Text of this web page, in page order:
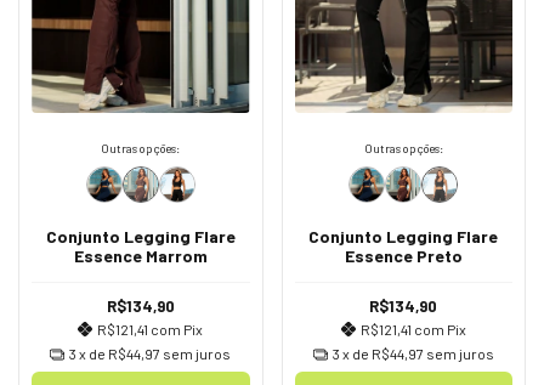
Outras opções:
Conjunto Legging Flare
Essence Marrom
R$134,90
R$121,41 com Pix
3 x de R$44,97 sem juros
Outras opções:
Conjunto Legging Flare
Essence Preto
R$134,90
R$121,41 com Pix
3 x de R$44,97 sem juros